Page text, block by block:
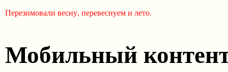
Перезимовали весну, перевеснуем и лето.
Мобильный